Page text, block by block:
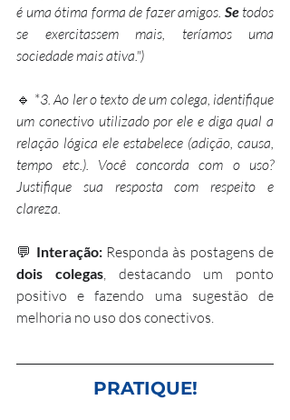
é uma ótima forma de fazer amigos. Se todos
se exercitassem mais, teríamos uma
sociedade mais ativa.")
🔹 *3. Ao ler o texto de um colega, identifique
um conectivo utilizado por ele e diga qual a
relação lógica ele estabelece (adição, causa,
tempo etc.). Você concorda com o uso?
Justifique sua resposta com respeito e
clareza.
💬 Interação:
dois colegas, destacando um ponto
positivo e fazendo uma sugestão de
melhoria no uso dos conectivos.
PRATIQUE!